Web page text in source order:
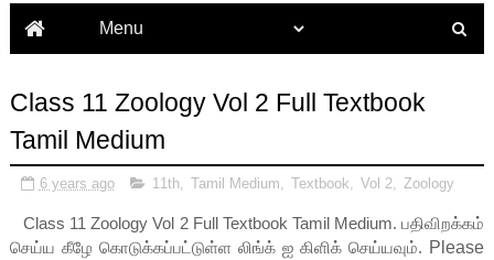
Class 11 Zoology Vol 2 Full Textbook
Tamil Medium
6 years ago 11th, Tamil Medium Textbook Vol 2, Zoology
Class 11 Zoology Vol 2 Full Textbook Tamil Medium.பதிவிறக்கம்
செய்ய கீழே கொடுக்கப்பட்டுள்ள லிங்க் ஐ கிளிக் செய்யவும். Please